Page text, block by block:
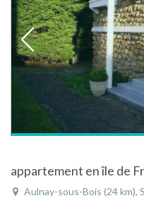
appartement en île de
Aulnay-sous-Bois (24 km),